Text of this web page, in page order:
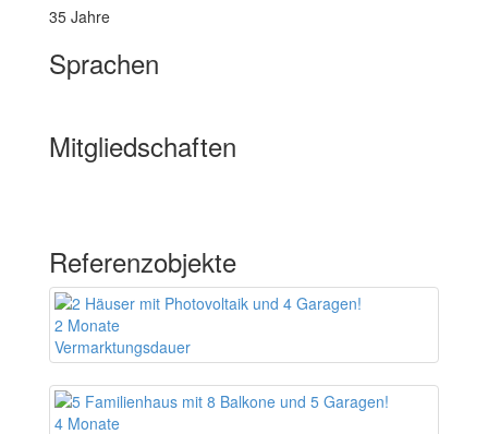
35 Jahre
Sprachen
Mitgliedschaften
Referenzobjekte
2 Monate
Vermarktungsdauer
4 Monate